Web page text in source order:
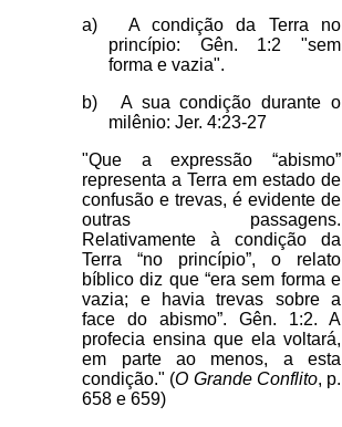
a)
A condição da Terra no
princípio: Gên. 1:2 "sem
forma e vazia".
b)
A sua condição durante o
milênio: Jer. 4:23-27
"Que a expressão “abismo”
representa a Terra em estado de
confusão e trevas, é evidente de
outras passagens.
Relativamente à condição da
Terra “no princípio”, o relato
bíblico diz que “era sem forma e
vazia; e havia trevas sobre a
face do abismo”. Gên. 1:2. A
profecia ensina que ela voltará,
em parte ao menos, a esta
condição." (O Grande Conflito, p.
658 e 659)